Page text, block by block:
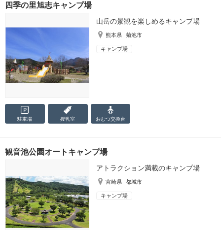
四季の里旭志キャンプ場
山岳の景観を楽しめるキャンプ場
熊本県 菊池市
キャンプ場
駐車場 授乳室 おむつ交換台
観音池公園オートキャンプ場
アトラクション満載のキャンプ場
宮崎県 都城市
キャンプ場